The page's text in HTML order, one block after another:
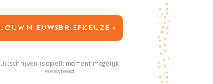
JOUW NIEUWSBRIEFKEUZE >
Uitschrijven is op elk moment mogelijk
Privacybeleid